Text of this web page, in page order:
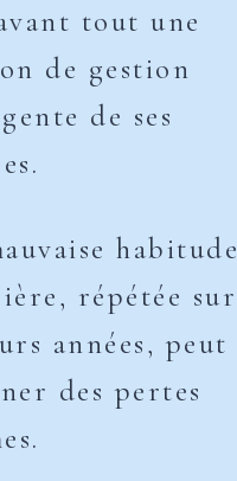
tout une
de gestion
de ses
habitude
répétée sur
années, peut
des pertes